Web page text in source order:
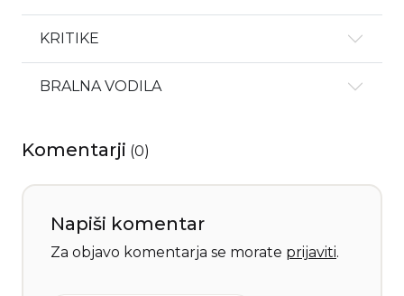
KRITIKE
BRALNA VODILA
Komentarji (0)
Napiši komentar
Za objavo komentarja se morate prijaviti.